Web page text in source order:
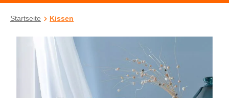
Startseite Kissen
Bildergalerie überspringen